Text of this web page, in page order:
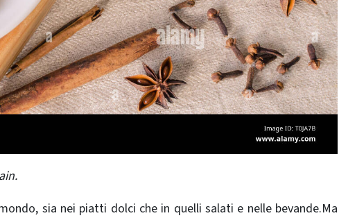
sia nei piatti dolci che in quelli salati e nelle bevande.Ma